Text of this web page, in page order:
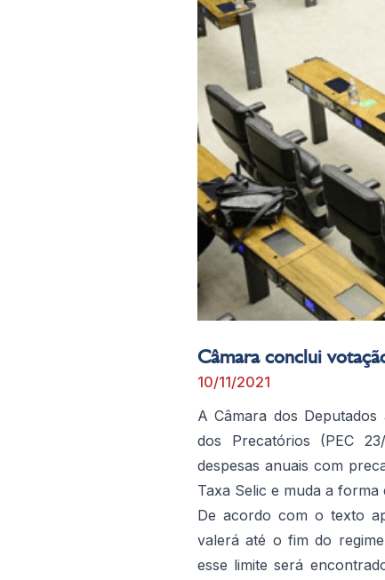
Câmara conclui
10/11/2021
A Câmara dos
dos Precatórios (PEC
despesas anuais com
Taxa Selic e muda a
De acordo com o texto
valerá até o fim do
esse limite será